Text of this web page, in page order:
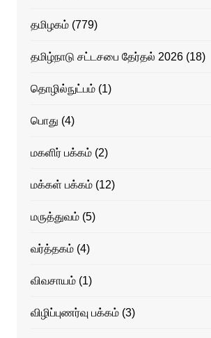
தமிழகம்(779)
தமிழ்நாடு சட்டசபை தேர்தல் 2026(18)
தொழில்நுட்பம்(1)
பொது (4)
மகளிர் பக்கம்(2)
மக்கள் பக்கம்(12)
மருத்துவம்(5)
வர்த்தகம்(4)
விவசாயம்(1)
விழிப்புணர்வு பக்கம்(3)